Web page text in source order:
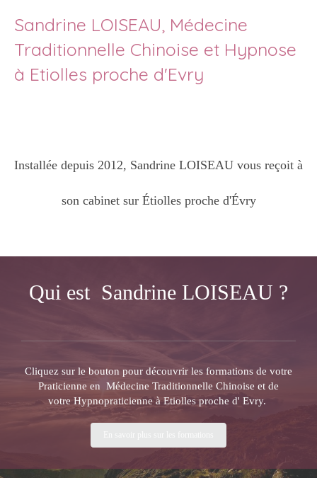
Sandrine LOISEAU, Médecine
Traditionnelle Chinoise et Hypnose
à Etiolles proche d'Evry
Installée depuis 2012, Sandrine LOISEAU vous reçoit à
son cabinet sur Étiolles proche d'Évry
Qui est Sandrine LOISEAU ?
Cliquez sur le bouton pour découvrir les formations de votre
Praticienne en Médecine Traditionnelle Chinoise et de
votre Hypnopraticienne à Etiolles proche d' Evry.